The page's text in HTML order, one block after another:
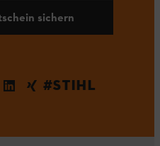
sichern
#STIHL